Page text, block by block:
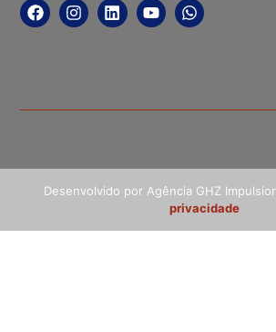
Desenvolvido por Agência GHZ
privacidade